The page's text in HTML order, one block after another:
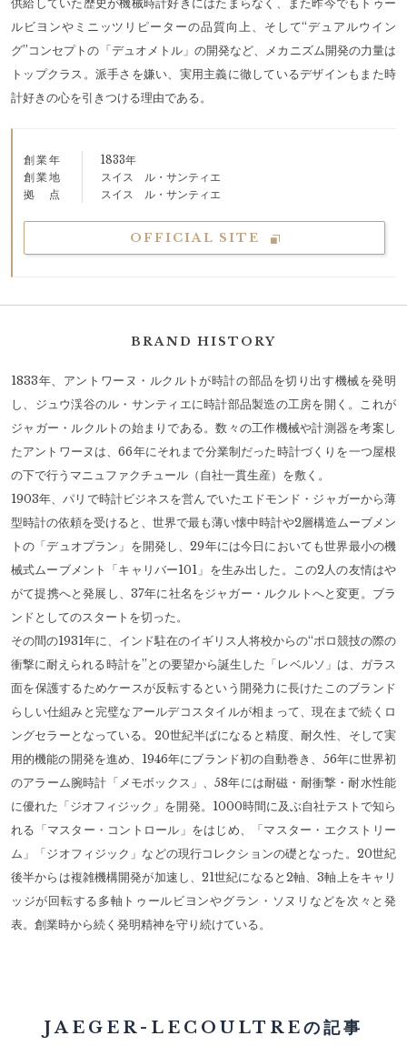
供給していた歴史が機械時計好きにはたまらなく、また昨今でもトゥー
ルビヨンやミニッツリピーターの品質向上、そして“デュアルウイン
グ”コンセプトの「デュオメトル」の開発など、メカニズム開発の力量は
トップクラス。派手さを嫌い、実用主義に徹しているデザインもまた時
計好きの心を引きつける理由である。
創業年
1833年
創業地
スイス ル・サンティエ
拠点
スイス ル・サンティエ
OFFICIAL SITE
BRAND HISTORY
1833年、アントワーヌ・ルクルトが時計の部品を切り出す機械を発明
し、ジュウ渓谷のル・サンティエに時計部品製造の工房を開く。これが
ジャガー・ルクルトの始まりである。数々の工作機械や計測器を考案し
たアントワーヌは、66年にそれまで分業制だった時計づくりを一つ屋根
の下で行うマニュファクチュール（自社一貫生産）を敷く。
1903年、パリで時計ビジネスを営んでいたエドモンド・ジャガーから薄
型時計の依頼を受けると、世界で最も薄い懐中時計や2層構造ムーブメン
トの「デュオプラン」を開発し、29年には今日においても世界最小の機
械式ムーブメント「キャリバー101」を生み出した。この2人の友情はや
がて提携へと発展し、37年に社名をジャガー・ルクルトへと変更。ブラ
ンドとしてのスタートを切った。
その間の1931年に、インド駐在のイギリス人将校からの“ポロ競技の際の
衝撃に耐えられる時計を”との要望から誕生した「レベルソ」は、ガラス
面を保護するためケースが反転するという開発力に長けたこのブランド
らしい仕組みと完璧なアールデコスタイルが相まって、現在まで続くロ
ングセラーとなっている。20世紀半ばになると精度、耐久性、そして実
用的機能の開発を進め、1946年にブランド初の自動巻き、56年に世界初
のアラーム腕時計「メモボックス」、58年には耐磁・耐衝撃・耐水性能
に優れた「ジオフィジック」を開発。1000時間に及ぶ自社テストで知ら
れる「マスター・コントロール」をはじめ、「マスター・エクストリー
ム」「ジオフィジック」などの現行コレクションの礎となった。20世紀
後半からは複雑機構開発が加速し、21世紀になると2軸、3軸上をキャリ
ッジが回転する多軸トゥールビヨンやグラン・ソヌリなどを次々と発
表。創業時から続く発明精神を守り続けている。
JAEGER-LECOULTREの記事